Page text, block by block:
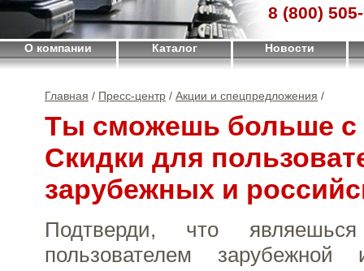
8 (800)
О компании Каталог Новости
Главная / Пресс-центр / Акции и спецпредложения /
Ты сможешь больше с
Скидки для
зарубежных и
Подтверди, что
пользователем зарубежной